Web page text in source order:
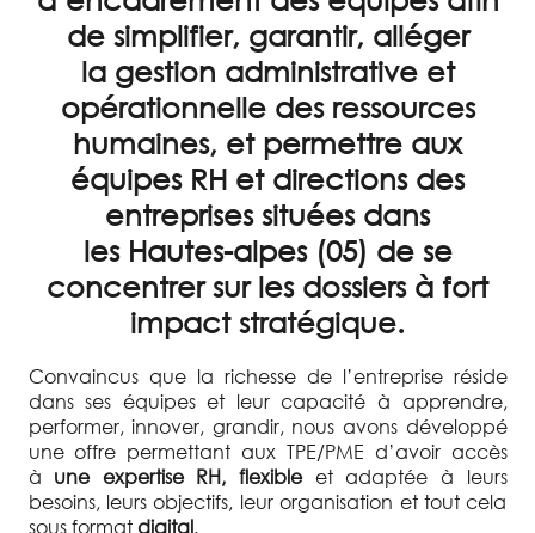
de simplifier, garantir, alléger
la gestion administrative et
opérationnelle des ressources
humaines, et permettre aux
équipes RH et directions des
entreprises situées dans
les Hautes-alpes (05) de se
concentrer sur les dossiers à fort
impact stratégique.
Convaincus que la richesse de l’entreprise réside
dans ses équipes et leur capacité à apprendre,
performer, innover, grandir, nous avons développé
une offre permettant aux TPE/PME d’avoir accès
à une expertise RH, flexibleet adaptée à leurs
besoins, leurs objectifs, leur organisation et tout cela
sous formatdigital.